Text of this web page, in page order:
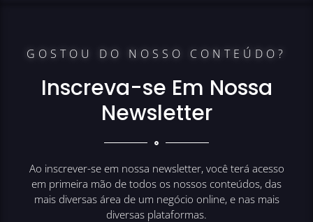
GOSTOU DO NOSSO CONTEÚDO?
Inscreva-se Em Nossa
Newsletter
Ao inscrever-se em nossa newsletter, você terá acesso
em primeira mão de todos os nossos conteúdos, das
mais diversas área de um negócio online, e nas mais
diversas plataformas.